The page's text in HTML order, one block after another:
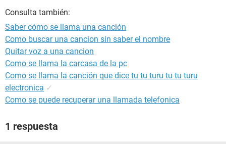
Consulta también:
Saber cómo se llama una canción
Como buscar una cancion sin saber el nombre
Quitar voz a una cancion
Como se llama la carcasa de la pc
Como se llama la canción que dice tu tu turu tu tu turu
electronica ✓
Como se puede recuperar una llamada telefonica
1 respuesta